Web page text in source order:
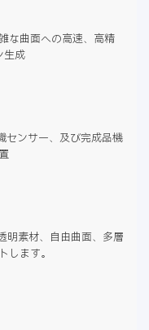
な曲面への高速、高精
生成
センサー、及び完成品機
明素材、自由曲面、多層
します。